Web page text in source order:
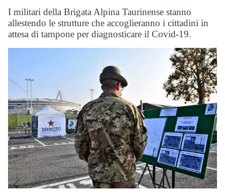
I militari della Brigata Alpina Taurinense stanno
allestendo le strutture che accoglieranno i cittadini in
attesa di tampone per diagnosticare il Covid-19.